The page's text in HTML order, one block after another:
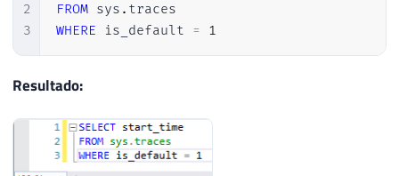
2
3
FROM sys .
WHERE is_default = 1
Resultado: